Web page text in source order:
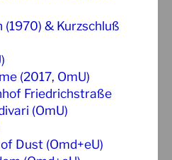
(1970) & Kurzschluß
(2017, OmU)
Friedrichstraße
(OmU)
Dust (Omd+eU)